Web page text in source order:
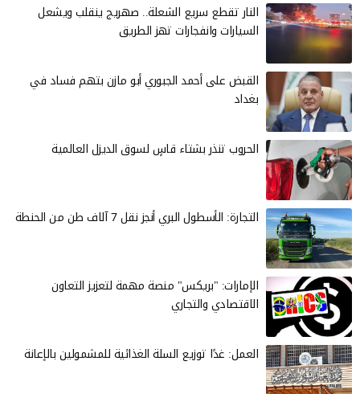
النار تقطع سريع الشعلة.. صهريج ينقلب ويشعل
السيارات وانفجارات تهز الطريق
القبض على أحمد الجبوري أبو مازن بتهم فساد في
بغداد
الحروب تنذر بشتاء قاسٍ لسوق الديزل العالمية
التجارة: الأسطول البري أنجز نقل 7 آلاف طن من الحنطة
الإمارات: "بريكس" منصة مهمة لتعزيز التعاون
الاقتصادي والتجاري
العمل: غدًا توزيع السلة الغذائية للمشمولين بالإعانة